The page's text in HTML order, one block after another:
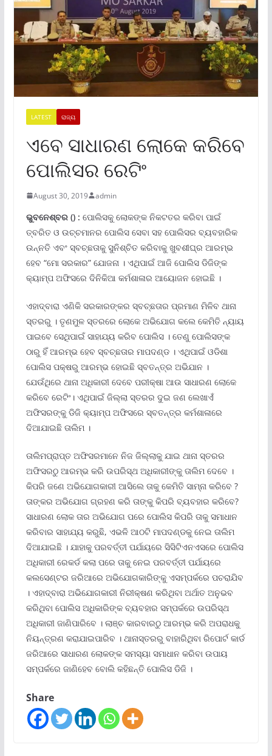
LATEST ରାଜ୍ୟ
ଏବେ ସାଧାରଣ ଲୋକେ କରିବେ
ପୋଲିସର ରେଟିଂ
August 30, 2019 admin
ଭୁବନେଶ୍ବର() : ପୋଲିସକୁ ଲୋକଙ୍କ ନିକଟତର କରିବା ପାଇଁ
ତ୍ବରିତ ଓ ଉଚ୍ଚମାନର ପୋଲିସ ସେବା ସହ ପୋଲିସର ବ୍ୟବହାରିକ
ଉନ୍ନତି ଏବଂ ସ୍ବଚ୍ଛତାକୁ ସୁନିଶ୍ଚିତ କରିବାକୁ ଖୁବଶୀଘ୍ର ଆରମ୍ଭ
ହେବ “ମୋ ସରକାର” ଯୋଜନା । ଏଥିପାଇଁ ଆଜି ପୋଲିସ ଡିଜିଙ୍କ
କ୍ୟାମ୍ପ ଅଫିସରେ ଦିନିକିଆ କର୍ମଶାଳାର ଆୟୋଜନ ହୋଇଛି ।
ଏହାଦ୍ବାରା ଏଣିକି ସରକାରଙ୍କର ସ୍ବଚ୍ଛତାର ପ୍ରମାଣ ମିଳିବ ଥାନା
ସ୍ତରରୁ । ତୃଣମୁଳ ସ୍ତରରେ ଲୋକେ ଅଭିଯୋଗ କଲେ କେମିତି ନ୍ୟାୟ
ପାଇବେ ସେଥିପାଇଁ ସାହାଯ୍ୟ କରିବ ପୋଲିସ । ତେଣୁ ପୋଲିସଙ୍କ
ଠାରୁ ହିଁ ଆରମ୍ଭ ହେବ ସ୍ବଚ୍ଛତାର ମାପଦଣ୍ଡ । ଏଥିପାଇଁ ଓଡିଶା
ପୋଲିସ ପକ୍ଷରୁ ଆରମ୍ଭ ହୋଇଛି ସ୍ବତନ୍ତ୍ର ଅଭିଯାନ ।
ଯେଉଁଥିରେ ଥାନା ଅଧିକାରୀ ଦେବେ ପରୀକ୍ଷା ଆଉ ସାଧାରଣ ଲୋକେ
କରିବେ ରେଟିଂ। ଏଥିପାଇଁ ଜିଲ୍ଲା ସ୍ତରର ଦୁଇ ଜଣ ଲେଖାଏଁ
ଅଫିସରଙ୍କୁ ଡିଜି କ୍ୟାମ୍ପ ଅଫିସରେ ସ୍ବତନ୍ତ୍ର କର୍ମଶାଳାରେ
ଦିଆଯାଇଛି ତାଲିମ ।
ତାଲିମପ୍ରାପ୍ତ ଅଫିସରମାନେ ନିଜ ଜିଲ୍ଲାକୁ ଯାଇ ଥାନା ସ୍ତରର
ଅଫିସରଠୁ ଆରମ୍ଭ କରି ଉପରିସ୍ଥ ଅଧିକାରୀଙ୍କୁ ତାଲିମ ଦେବେ ।
କିପରି ଜଣେ ଅଭିଯୋଗକାରୀ ଆସିଲେ ତାକୁ କେମିତି ସାମ୍ନା କରିବେ ?
ତାଙ୍କର ଅଭିଯୋଗ ଗ୍ରହଣ କରି ତାଙ୍କୁ କିପରି ବ୍ୟବହାର କରିବେ?
ସାଧାରଣ ଲୋକ ତାର ଅଭିଯୋଗ ପରେ ପୋଲିସ କିପରି ତାକୁ ସମାଧାନ
କରିବାର ସାହାଯ୍ୟ କରୁଛି, ଏଭଳି ଆଠଟି ମାପଦଣ୍ଡକୁ ନେଇ ତାଲିମ
ଦିଆଯାଇଛି । ଯାହାକୁ ପରବର୍ତ୍ତୀ ପର୍ଯାୟରେ ସିସିଟିଏନଏସରେ ପୋଲିସ
ଅଧିକାରୀ ରେକର୍ଡ କଲା ପରେ ତାକୁ ନେଇ ପରବର୍ତ୍ତୀ ପର୍ଯାୟରେ
କଲସେଣ୍ଟର ଜରିଆରେ ଅଭିଯୋଗକାରିଙ୍କୁ ଏସମ୍ପର୍କରେ ପଚରାଯିବ
। ଏହାଦ୍ବାରା ଅଭିଯୋଗକାରୀ ନିରୀକ୍ଷଣ କରିଥିବା ଅର୍ଥାତ ଅନୁଭବ
କରିଥିବା ପୋଲିସ ଅଧିକାରିଙ୍କ ବ୍ୟବହାର ସମ୍ପର୍କରେ ଉପରିସ୍ଥ
ଅଧିକାରୀ ଜାଣିପାରିବେ । ଲାଞ୍ଚ କାରବାରଠୁ ଆରମ୍ଭ କରି ଅପରାଧକୁ
ନିୟନ୍ତ୍ରଣ କରାଯାଇପାରିବ । ଥାନାସ୍ତରରୁ ବାହାରିଥିବା ରିପୋର୍ଟ କାର୍ଡ
ଜରିଆରେ ସାଧାରଣ ଲୋକଙ୍କ ସମସ୍ୟା ସମାଧାନ କରିବା ଉପାୟ
ସମ୍ପର୍କରେ ଜାଣିହେବ ବୋଲି କହିଛନ୍ତି ପୋଲିସ ଡିଜି ।
Share